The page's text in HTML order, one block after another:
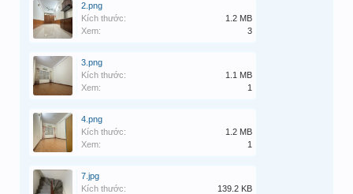
2.png
Kích thước:
1.2 MB
Xem:
3
3.png
Kích thước:
1.1 MB
Xem:
1
4.png
Kích thước:
1.2 MB
Xem:
1
7.jpg
Kích thước:
139.2 KB